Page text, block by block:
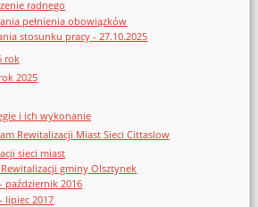
radnego
pełnienia obowiązków
stosunku pracy - 27.10.2025
rok
2025
i ich wykonanie
Rewitalizacji Miast Sieci Cittaslow
sieci miast
gminy Olsztynek
październik 2016
lipiec 2017